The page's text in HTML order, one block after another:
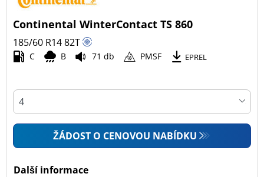
Continental WinterContact TS 860
185/60 R1482T
C B 71 db PMSF EPREL
ŽÁDOST O CENOVOU NABÍDKU
Další informace